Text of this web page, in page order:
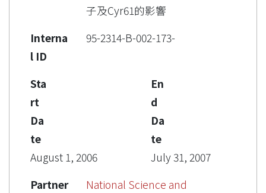
子及Cyr61的影響
Interna
l ID
95-2314-B-002-173-
Sta
rt
Da
te
August 1, 2006
En
d
Da
te
July 31, 2007
Partner
National Science and